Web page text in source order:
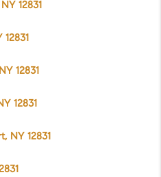
12831
12831
12831
NY 12831